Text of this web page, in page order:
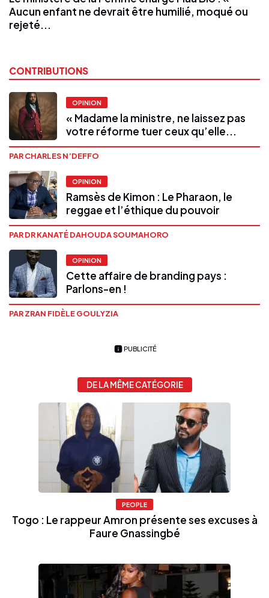
Aucun enfant ne devrait être humilié, moqué ou
rejeté...
CONTRIBUTIONS
OPINION
« Madame la ministre, ne laissez pas
votre réforme tuer ceux qu’elle...
PAR CHARLES N’DEFFO
OPINION
Ramsès de Kimon : Le Pharaon, le
reggae et l’éthique du pouvoir
PAR DR KANATÉ DAHOUDA SOUMAHORO
OPINION
Cette affaire de branding pays :
Parlons-en !
PAR ZRAN FIDÈLE GOULYZIA
PUBLICITÉ
DE LA MÊME CATÉGORIE
PEOPLE
Togo : Le rappeur Amron présente ses excuses à
Faure Gnassingbé